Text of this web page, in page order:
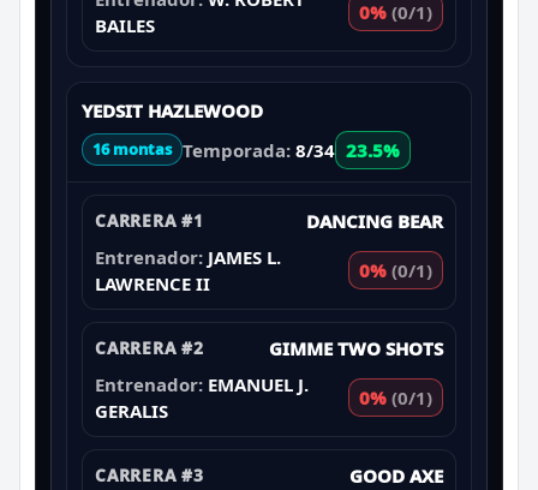
BAILES
0% (0/1)
YEDSIT HAZLEWOOD
16 montas Temporada: 8/34 23.5%
CARRERA #1
DANCING BEAR
Entrenador: JAMES L.
LAWRENCE II
0% (0/1)
CARRERA #2
GIMME TWO SHOTS
Entrenador: EMANUEL J.
GERALIS
0% (0/1)
CARRERA #3
GOOD AXE